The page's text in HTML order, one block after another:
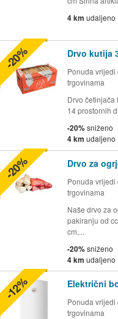
4 km udaljeno
Drvo kutija
Ponuda vrijedi
trgovinama
Drvo četinjača
14 prostornih
-20%sniženo
4 km udaljeno
-20%
Drvo za
Ponuda vrijedi
trgovinama
Naše drvo za
pakiranju od
cm,...
-20%sniženo
4 km udaljeno
-20%
Električni
Ponuda vrijedi
trgovinama
-12%